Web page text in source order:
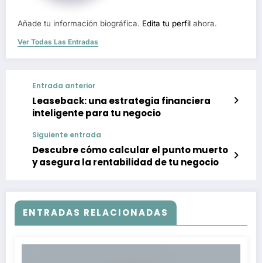
Añade tu información biográfica. Edita tu perfil ahora.
Ver Todas Las Entradas
Entrada anterior
Leaseback: una estrategia financiera
inteligente para tu negocio
Siguiente entrada
Descubre cómo calcular el punto muerto
y asegura la rentabilidad de tu negocio
ENTRADAS RELACIONADAS